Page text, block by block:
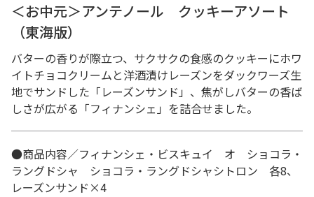
＜お中元＞アンテノール クッキーアソート
（東海版）
バターの香りが際立つ、サクサクの食感のクッキーにホワ
イトチョコクリームと洋酒漬けレーズンをダックワーズ生
地でサンドした「レーズンサンド」、焦がしバターの香ば
しさが広がる「フィナンシェ」を詰合せました。
●商品内容／フィナンシェ・ビスキュイ オ ショコラ・
ラングドシャ ショコラ・ラングドシャシトロン 各8、
レーズンサンド×4